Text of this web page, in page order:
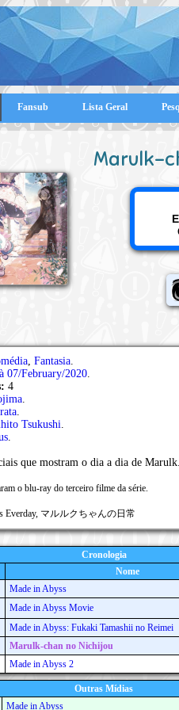
Fansub Lista Geral
Marulk-
, Fantasia.
07/February/2020.
4
.
.
Tsukushi.
.
que mostram o dia a dia de Marulk.
o blu-ray do terceiro filme da série.
Everday, マルルクちゃんの日常
Cronologia
Nome
Made in Abyss
Made in Abyss Movie
Made in Abyss: Fukaki Tamashii no Reimei
Marulk-chan no Nichijou
Made in Abyss 2
Outras Mídias
Made in Abyss